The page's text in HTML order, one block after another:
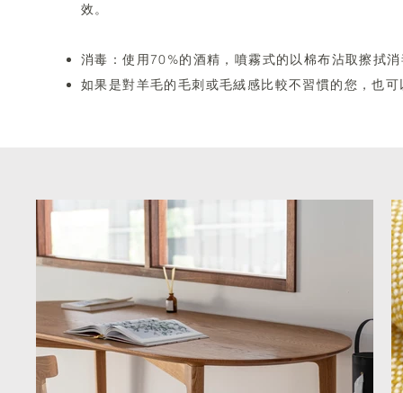
效。
消毒：使用70%的酒精，噴霧式的以棉布沾取擦拭
如果是對羊毛的毛刺或毛絨感比較不習慣的您，也